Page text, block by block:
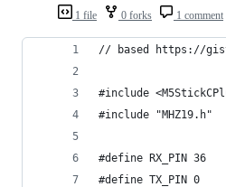
1 file 0 forks 1 comment
// based https://
#include
#include "MHZ19.h"
#define RX_PIN
#define TX_PIN